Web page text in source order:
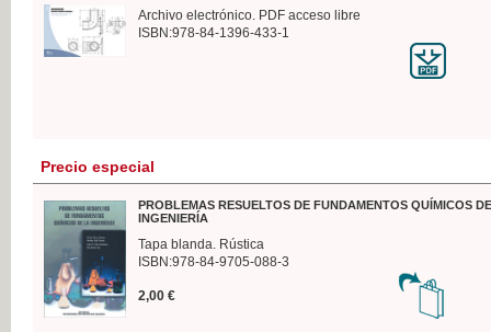
Archivo electrónico. PDF acceso libre
ISBN:978-84-1396-433-1
Precio especial
PROBLEMAS RESUELTOS DE FUNDAMENTOS QUÍMICOS
INGENIERÍA
Tapa blanda. Rústica
ISBN:978-84-9705-088-3
2,00 €